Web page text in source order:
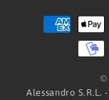
©
Alessandro S.R.L.